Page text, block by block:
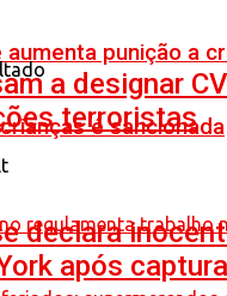
aumenta punição a
é sancionada
a designar
terroristas
declara
após